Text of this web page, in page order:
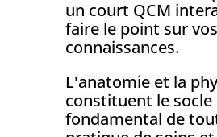
un court QCM
faire le point sur vos
connaissances.
L'anatomie et la
constituent le socle
fondamental de